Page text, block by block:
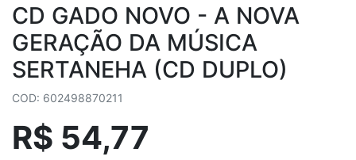
CD GADO NOVO - A NOVA
GERAÇÃO DA MÚSICA
SERTANEHA (CD DUPLO)
COD: 602498870211
R$ 54,77